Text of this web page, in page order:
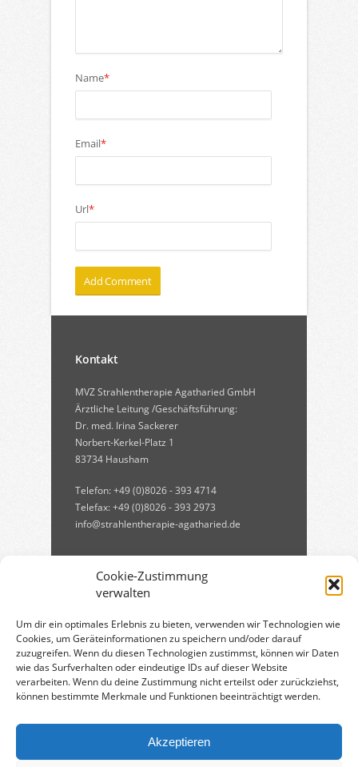
Cookie-Zustimmung
verwalten
Um dir ein optimales Erlebnis zu bieten, verwenden wir Technologien wie
Cookies, um Geräteinformationen zu speichern und/oder darauf
zuzugreifen. Wenn du diesen Technologien zustimmst, können wir Daten
wie das Surfverhalten oder eindeutige IDs auf dieser Website
verarbeiten. Wenn du deine Zustimmung nicht erteilst oder zurückziehst,
können bestimmte Merkmale und Funktionen beeinträchtigt werden.
Akzeptieren
Name*
Email*
Url*
Kontakt
MVZ Strahlentherapie Agatharied GmbH
Ärztliche Leitung /Geschäftsführung:
Dr. med. Irina Sackerer
Norbert-Kerkel-Platz 1
83734 Hausham
Telefon: +49 (0)8026 - 393 4714
Telefax: +49 (0)8026 - 393 2973
info@strahlentherapie-agatharied.de
Qualitätsmanagement:
Qualitätsmanagement in der